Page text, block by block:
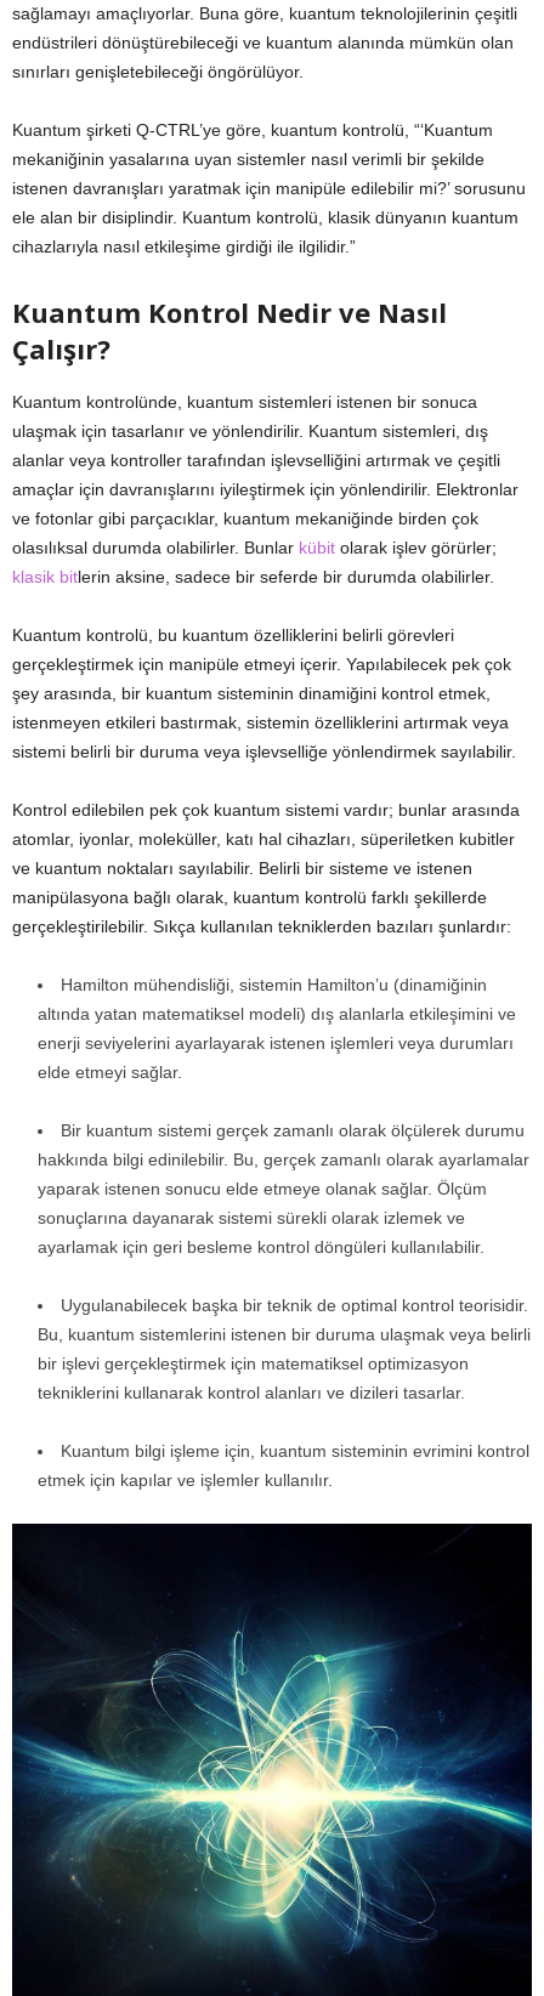
sağlamayı amaçlıyorlar. Buna göre, kuantum teknolojilerinin çeşitli
endüstrileri dönüştürebileceği ve kuantum alanında mümkün olan
sınırları genişletebileceği öngörülüyor.
Kuantum şirketi Q-CTRL’ye göre, kuantum kontrolü, “‘Kuantum
mekaniğinin yasalarına uyan sistemler nasıl verimli bir şekilde
istenen davranışları yaratmak için manipüle edilebilir mi?’ sorusunu
ele alan bir disiplindir. Kuantum kontrolü, klasik dünyanın kuantum
cihazlarıyla nasıl etkileşime girdiği ile ilgilidir.”
Kuantum Kontrol Nedir ve Nasıl
Çalışır?
Kuantum kontrolünde, kuantum sistemleri istenen bir sonuca
ulaşmak için tasarlanır ve yönlendirilir. Kuantum sistemleri, dış
alanlar veya kontroller tarafından işlevselliğini artırmak ve çeşitli
amaçlar için davranışlarını iyileştirmek için yönlendirilir. Elektronlar
ve fotonlar gibi parçacıklar, kuantum mekaniğinde birden çok
olasılıksal durumda olabilirler. Bunlar kübit olarak işlev görürler;
klasik bitlerin aksine, sadece bir seferde bir durumda olabilirler.
Kuantum kontrolü, bu kuantum özelliklerini belirli görevleri
gerçekleştirmek için manipüle etmeyi içerir. Yapılabilecek pek çok
şey arasında, bir kuantum sisteminin dinamiğini kontrol etmek,
istenmeyen etkileri bastırmak, sistemin özelliklerini artırmak veya
sistemi belirli bir duruma veya işlevselliğe yönlendirmek sayılabilir.
Kontrol edilebilen pek çok kuantum sistemi vardır; bunlar arasında
atomlar, iyonlar, moleküller, katı hal cihazları, süperiletken kubitler
ve kuantum noktaları sayılabilir. Belirli bir sisteme ve istenen
manipülasyona bağlı olarak, kuantum kontrolü farklı şekillerde
gerçekleştirilebilir. Sıkça kullanılan tekniklerden bazıları şunlardır:
Hamilton mühendisliği, sistemin Hamilton’u (dinamiğinin
altında yatan matematiksel modeli) dış alanlarla etkileşimini ve
enerji seviyelerini ayarlayarak istenen işlemleri veya durumları
elde etmeyi sağlar.
Bir kuantum sistemi gerçek zamanlı olarak ölçülerek durumu
hakkında bilgi edinilebilir. Bu, gerçek zamanlı olarak ayarlamalar
yaparak istenen sonucu elde etmeye olanak sağlar. Ölçüm
sonuçlarına dayanarak sistemi sürekli olarak izlemek ve
ayarlamak için geri besleme kontrol döngüleri kullanılabilir.
Uygulanabilecek başka bir teknik de optimal kontrol teorisidir.
Bu, kuantum sistemlerini istenen bir duruma ulaşmak veya belirli
bir işlevi gerçekleştirmek için matematiksel optimizasyon
tekniklerini kullanarak kontrol alanları ve dizileri tasarlar.
Kuantum bilgi işleme için, kuantum sisteminin evrimini kontrol
etmek için kapılar ve işlemler kullanılır.